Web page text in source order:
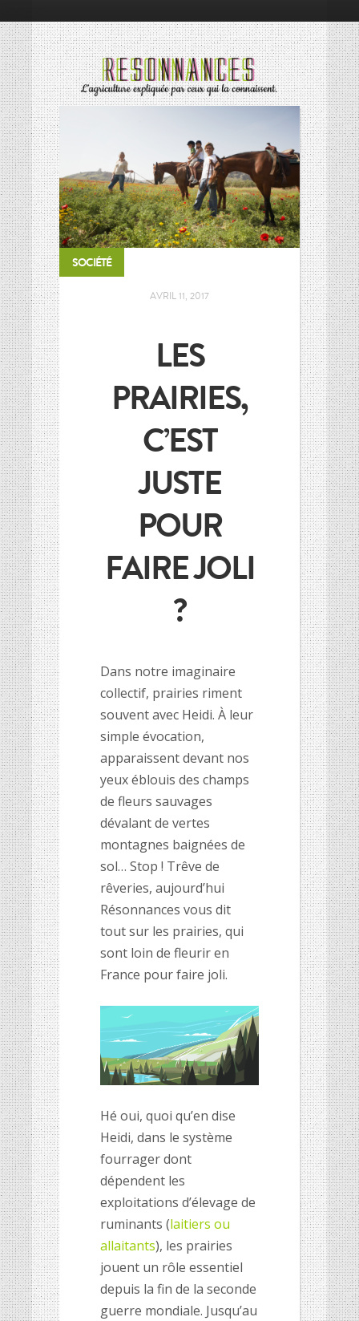
RÉSONNANCES
ALIMENTATION
ÉCONOMIE
ENVIRONNEMENT
INNOVATION
PORTRAITS
SOCIÉTÉ
MOTS D’AGRICULTURE
L’AGRICULTURE EN BREF
LES CONNAISSEURS
VIE DES CULTURES
HISTOIRE DES CULTURES
L’association
Et si on parlait un peu d’agriculture ?
Inscriptions newsletter, questions…
Mentions Légales
Google+
RÉSONNANCES
ÉCONOMIE
ENVIRONNEMENT
INNOVATION
PORTRAITS
SOCIÉTÉ
L’AGRICULTURE EN BREF
VIE DES CULTURES
Et si on parlait un peu d’agriculture ?
Inscriptions newsletter, questions…
Mentions Légales
SOCIÉTÉ
AVRIL 11, 2017
LES
PRAIRIES,
C’EST
JUSTE
POUR
FAIRE JOLI
?
Dans notre imaginaire
collectif, prairies riment
souvent avec Heidi. À leur
simple évocation,
apparaissent devant nos
yeux éblouis des champs
de fleurs sauvages
dévalant de vertes
montagnes baignées de
sol… Stop ! Trêve de
rêveries, aujourd’hui
Résonnances vous dit
tout sur les prairies, qui
sont loin de fleurir en
France pour faire joli.
Hé oui, quoi qu’en dise
Heidi, dans le système
fourrager dont
dépendent les
exploitations d’élevage de
ruminants (laitiers ou
allaitants), les prairies
jouent un rôle essentiel
depuis la fin de la seconde
guerre mondiale. Jusqu’au